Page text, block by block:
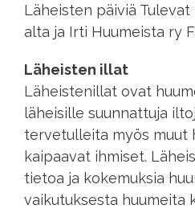
Läheisten päiviä
alta ja Irti Huumeista ry
Läheisten illat
Läheistenillat ovat
läheisille suunnattuja
tervetulleita myös muut
kaipaavat ihmiset.
tietoa ja kokemuksia
vaikutuksesta huumeita